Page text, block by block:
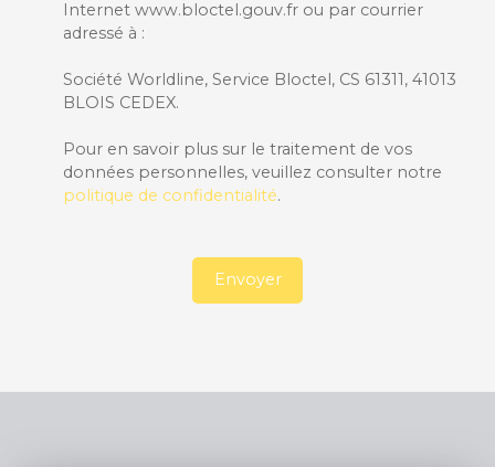
Internet www.bloctel.gouv.fr ou par courrier
adressé à :
Société Worldline, Service Bloctel, CS 61311, 41013
BLOIS CEDEX.
Pour en savoir plus sur le traitement de vos
données personnelles, veuillez consulter notre
politique de confidentialité.
Envoyer